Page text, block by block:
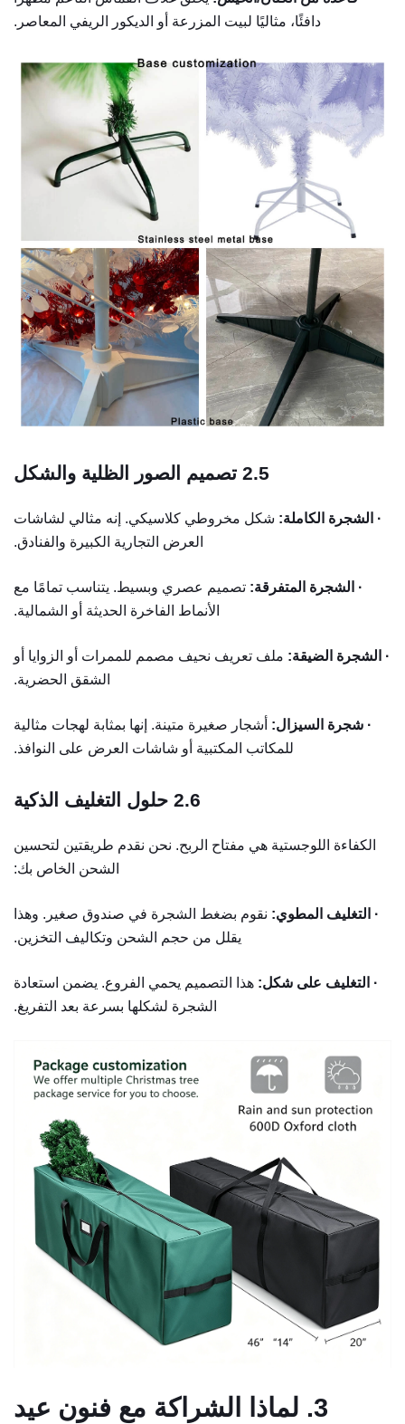
دافئًا، مثاليًا لبيت المزرعة أو الديكور الريفي المعاصر.
2.5 تصميم الصور الظلية والشكل
· الشجرة الكاملة: شكل مخروطي كلاسيكي. إنه مثالي لشاشات
العرض التجارية الكبيرة والفنادق.
· الشجرة المتفرقة: تصميم عصري وبسيط. يتناسب تمامًا مع
الأنماط الفاخرة الحديثة أو الشمالية.
· الشجرة الضيقة: ملف تعريف نحيف مصمم للممرات أو الزوايا أو
الشقق الحضرية.
· شجرة السيزال: أشجار صغيرة متينة. إنها بمثابة لهجات مثالية
للمكاتب المكتبية أو شاشات العرض على النوافذ.
2.6 حلول التغليف الذكية
الكفاءة اللوجستية هي مفتاح الربح. نحن نقدم طريقتين لتحسين
الشحن الخاص بك:
· التغليف المطوي: نقوم بضغط الشجرة في صندوق صغير. وهذا
يقلل من حجم الشحن وتكاليف التخزين.
· التغليف على شكل: هذا التصميم يحمي الفروع. يضمن استعادة
الشجرة لشكلها بسرعة بعد التفريغ.
3. لماذا الشراكة مع فنون عيد